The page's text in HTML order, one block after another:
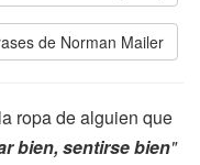
de Norman Mailer
ropa de alguien que
bien, sentirse bien"